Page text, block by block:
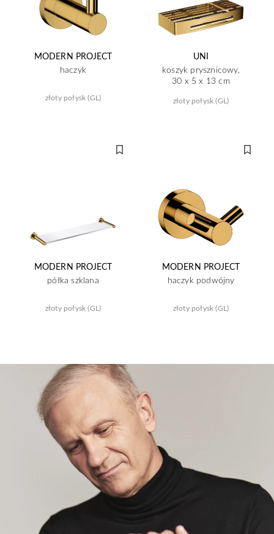
MODERN PROJECT
haczyk
złoty połysk (GL)
UNI
koszyk prysznicowy,
30 x 5 x 13 cm
złoty połysk (GL)
MODERN PROJECT
półka szklana
złoty połysk (GL)
MODERN PROJECT
haczyk podwójny
złoty połysk (GL)